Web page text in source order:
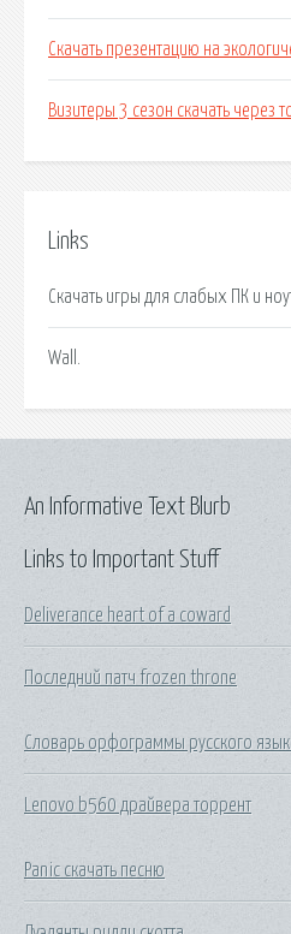
Скачать презентацию на
Визитеры 3 сезон скачать через
Links
Скачать игры для слабых ПК и
Wall.
Links to Important Stuff
Deliverance heart of a coward
Последний патч frozen throne
Словарь орфограммы русского
Lenovo b560 драйвера торрент
Panic скачать песню
An Informative Text Blurb